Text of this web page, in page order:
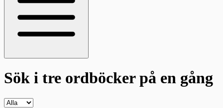
Sök i tre ordböckerpå en gång